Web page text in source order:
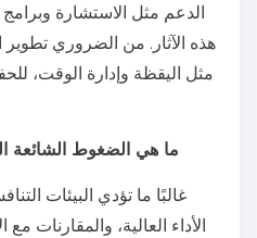
الدعم مثل الاستشارة
هذه الآثار. من الضروري تطوير
مثل اليقظة وإدارة الوقت،
ما هي الضغوط الشائعة
غالبًا ما تؤدي البيئات
الأداء العالية، والمقارنات